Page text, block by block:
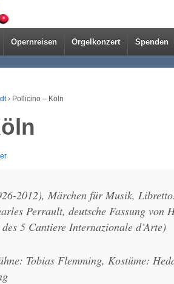
Opernreisen Orgelkonzert Spenden
› Pollicino – Köln
2012), Märchen für Musik,
Perrault, deutsche Fassung von
5 Cantiere Internazionale d’Arte)
Tobias Flemming, Kostüme: